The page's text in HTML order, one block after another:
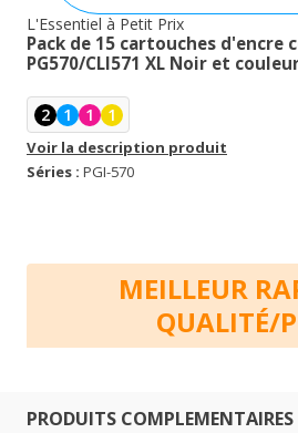
L'Essentiel à Petit Prix
Pack de 15 cartouches d'encre
PG570/CLI571 XL Noir et
2 1 1 1
Voir la description produit
Séries : PGI-570
MEILLEUR
QUALITÉ/
PRODUITS COMPLEMENTAIRES